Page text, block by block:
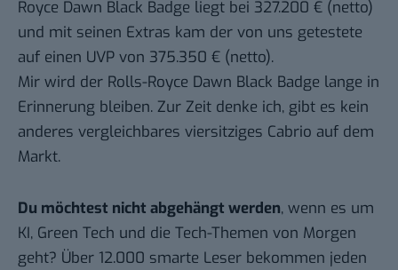
Royce Dawn Black Badge liegt bei 327.200 € (netto)
und mit seinen Extras kam der von uns getestete
auf einen UVP von 375.350 € (netto).
Mir wird der Rolls-Royce Dawn Black Badge lange in
Erinnerung bleiben. Zur Zeit denke ich, gibt es kein
anderes vergleichbares viersitziges Cabrio auf dem
Markt.
Du möchtest nicht abgehängt werden, wenn es um
KI, Green Tech und die Tech-Themen von Morgen
geht? Über 12.000 smarte Leser bekommen jeden